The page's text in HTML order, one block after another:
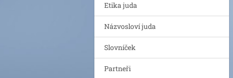
Etika juda
Názvosloví juda
Slovníček
Partneři